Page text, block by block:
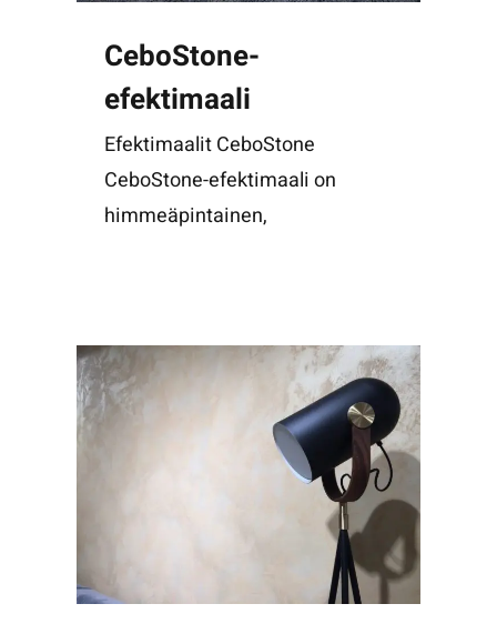
CeboStone-
efektimaali
Efektimaalit CeboStone
CeboStone-efektimaali on
himmeäpintainen,